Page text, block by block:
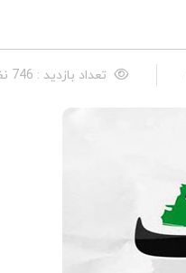
تعداد بازدید : 746 نفر